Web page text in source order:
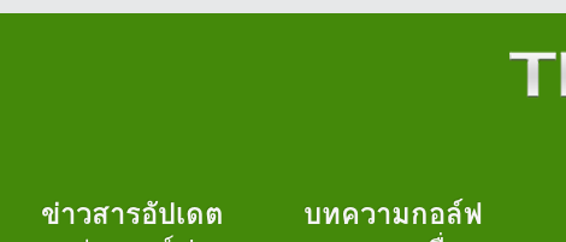
ข่าวสารอัปเดต บทความกอล์ฟ